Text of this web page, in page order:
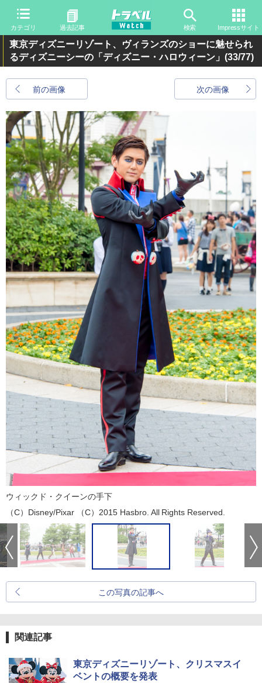
カテゴリ 過去記事 検索 Impressサイト
東京ディズニーリゾート、ヴィランズのショーに魅せられ
るディズニーシーの「ディズニー・ハロウィーン」 (33/77)
前の画像 次の画像
ウィックド・クイーンの手下
（C）Disney/Pixar （C）2015 Hasbro. All Rights Reserved.
この写真の記事へ
関連記事
東京ディズニーリゾート、クリスマスイ
ベントの概要を発表